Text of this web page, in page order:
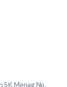
SK Menag No.